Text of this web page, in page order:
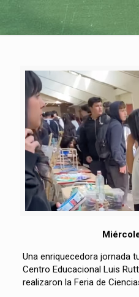
Una enriquecedora jornada
Centro Educacional Luis
realizaron la Feria de